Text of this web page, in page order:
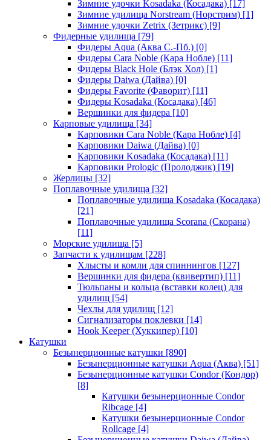
Зимние удочки Kosadaka (Косадака) [17]
Зимние удилища Norstream (Норстрим) [1]
Зимние удочки Zetrix (Зетрикс) [9]
Фидерные удилища [79]
Фидеры Aqua (Аква С.-Пб.) [0]
Фидеры Cara Noble (Кара Нобле) [11]
Фидеры Black Hole (Блэк Хол) [1]
Фидеры Daiwa (Дайва) [0]
Фидеры Favorite (Фаворит) [11]
Фидеры Kosadaka (Косадака) [46]
Вершинки для фидера [10]
Карповые удилища [34]
Карповики Cara Noble (Кара Нобле) [4]
Карповики Daiwa (Дайва) [0]
Карповики Kosadaka (Косадака) [11]
Карповики Prologic (Пролоджик) [19]
Жерлицы [32]
Поплавочные удилища [32]
Поплавочные удилища Kosadaka (Косадака)
[21]
Поплавочные удилища Scorana (Скорана)
[11]
Морские удилища [5]
Запчасти к удилищам [228]
Хлысты и комли для спиннингов [127]
Вершинки для фидера (квивертип) [11]
Тюльпаны и кольца (вставки колец) для
удилищ [54]
Чехлы для удилищ [12]
Сигнализаторы поклевки [14]
Hook Keeper (Хуккипер) [10]
Катушки
Безынерционные катушки [890]
Безынерционные катушки Aqua (Аква) [51]
Безынерционные катушки Condor (Кондор)
[8]
Катушки безынерционные Condor
Ribcage [4]
Катушки безынерционные Condor
Rollcage [4]